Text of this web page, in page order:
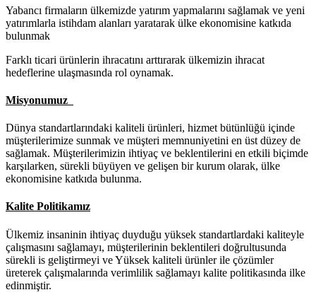
Yabancı firmaların ülkemizde yatırım yapmalarını sağlamak ve yeni
yatırımlarla istihdam alanları yaratarak ülke ekonomisine katkıda
bulunmak
Farklı ticari ürünlerin ihracatını arttırarak ülkemizin ihracat
hedeflerine ulaşmasında rol oynamak.
Misyonumuz
Dünya standartlarındaki kaliteli ürünleri, hizmet bütünlüğü içinde
müşterilerimize sunmak ve müşteri memnuniyetini en üst düzey de
sağlamak. Müşterilerimizin ihtiyaç ve beklentilerini en etkili biçimde
karşılarken, sürekli büyüyen ve gelişen bir kurum olarak, ülke
ekonomisine katkıda bulunma.
Kalite Politikamız
Ülkemiz insaninin ihtiyaç duyduğu yüksek standartlardaki kaliteyle
çalışmasını sağlamayı, müşterilerinin beklentileri doğrultusunda
sürekli is geliştirmeyi ve Yüksek kaliteli ürünler ile çözümler
üreterek çalışmalarında verimlilik sağlamayı kalite politikasında ilke
edinmiştir.